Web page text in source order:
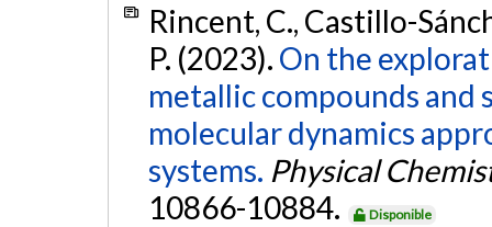
Rincent, C., Castillo-
P. (2023). On the
metallic compounds and
molecular dynamics
systems. Physical
10866-10884.
Disponible